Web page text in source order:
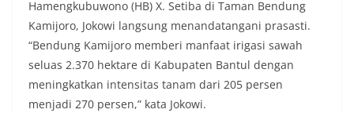
Hamengkubuwono (HB) X. Setiba di Taman Bendung
Kamijoro, Jokowi langsung menandatangani prasasti.
“Bendung Kamijoro memberi manfaat irigasi sawah
seluas 2.370 hektare di Kabupaten Bantul dengan
meningkatkan intensitas tanam dari 205 persen
menjadi 270 persen,” kata Jokowi.